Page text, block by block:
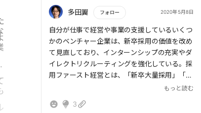
ってことで、そんなことで悩んでいる中小企業
が読むべき一冊ですね。
ど、様々なの中で、親としてどれだけ「子育て
気がします。
人財育成も、子育ても、長期的な視点を持たな
いと、わかりやすい目の前の課題を優先してし
まいます。なので、ときより立ち止まって人生
の優先事項を問い直していきたいです。
多田翼 フォロー 2020年5月8日
もっと読む
自分が仕事で経営や事業の支援しているいくつ
かのベンチャー企業は、新卒採用の価値を改め
て見直しており、インターンシップの充実やダ
イレクトリクルーティングを強化している。採
用ファースト経営とは、「新卒大量採用」「早
期育成」「定着化」が3本の柱。一つ目の新卒
もっと読む
3